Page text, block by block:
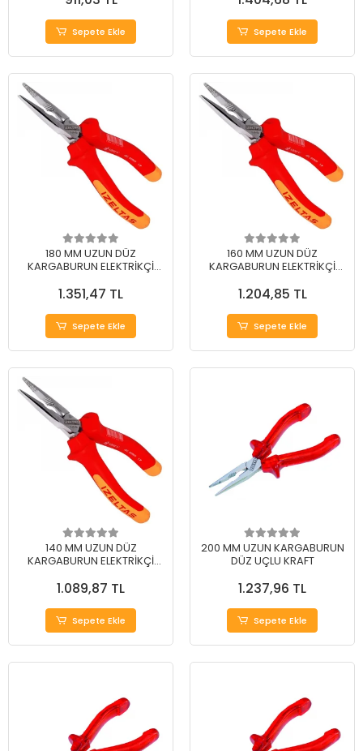
Sepete Ekle Sepete Ekle
180 MM UZUN DÜZ
KARGABURUN ELEKTRİKÇİ
1.351,47 TL
Sepete Ekle
160 MM UZUN DÜZ
KARGABURUN ELEKTRİKÇİ
1.204,85 TL
Sepete Ekle
140 MM UZUN DÜZ
KARGABURUN ELEKTRİKÇİ
1.089,87 TL
Sepete Ekle
200 MM UZUN KARGABURUN
DÜZ UÇLU KRAFT
1.237,96 TL
Sepete Ekle